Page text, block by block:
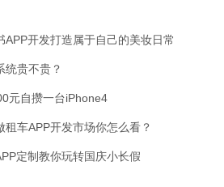
APP开发打造属于自己的美妆日常
统贵不贵？
元自攒一台iPhone4
租车APP开发市场你怎么看？
定制教你玩转国庆小长假